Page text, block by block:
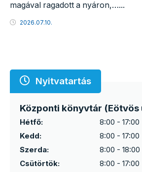
magával ragadott a nyáron,…...
2026.07.10.
Nyitvatartás
Központi könyvtár (Eötvös
Hétfő:
8:00 - 17:00
Kedd:
8:00 - 17:00
Szerda:
8:00 - 18:00
Csütörtök:
8:00 - 17:00